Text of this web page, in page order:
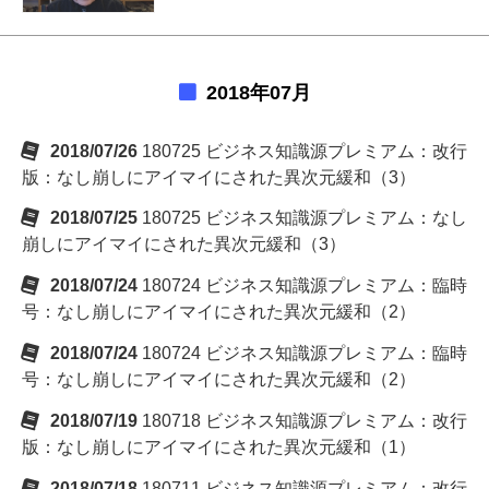
2018年07月
2018/07/26 180725 ビジネス知識源プレミアム：改行
版：なし崩しにアイマイにされた異次元緩和（3）
2018/07/25 180725 ビジネス知識源プレミアム：なし
崩しにアイマイにされた異次元緩和（3）
2018/07/24 180724 ビジネス知識源プレミアム：臨時
号：なし崩しにアイマイにされた異次元緩和（2）
2018/07/24 180724 ビジネス知識源プレミアム：臨時
号：なし崩しにアイマイにされた異次元緩和（2）
2018/07/19 180718 ビジネス知識源プレミアム：改行
版：なし崩しにアイマイにされた異次元緩和（1）